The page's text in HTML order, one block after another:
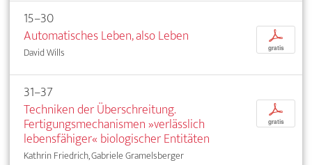
15–30
Automatisches Leben, also Leben
David Wills
p
gratis
31–37
Techniken der Überschreitung.
Fertigungsmechanismen »verlässlich
lebensfähiger« biologischer Entitäten
Kathrin Friedrich, Gabriele Gramelsberger
p
gratis